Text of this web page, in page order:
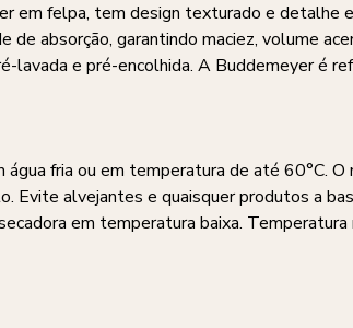
em felpa, tem design texturado e detalhe
absorção, garantindo maciez, volume
e pré-encolhida. A Buddemeyer é
fria ou em temperatura de até 60°C.
Evite alvejantes e quaisquer produtos a
em temperatura baixa.